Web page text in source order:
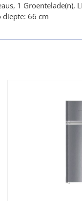
1 Groentelade(n),
diepte: 66 cm